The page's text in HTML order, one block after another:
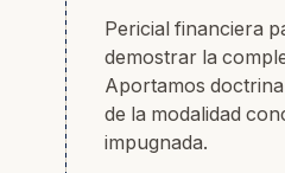
Pericial financiera
demostrar la
Aportamos
de la modalidad
impugnada.